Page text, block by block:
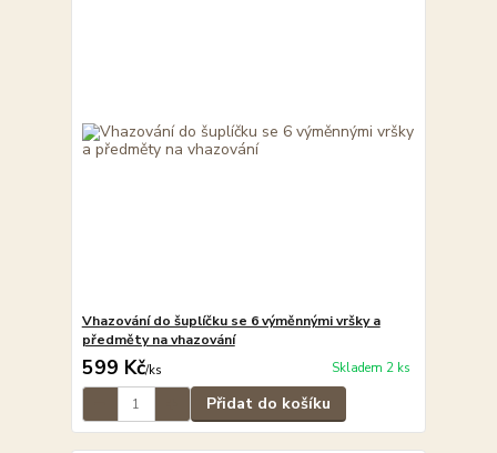
Vhazování do šuplíčku se 6 výměnnými vršky a
předměty na vhazování
599 Kč/ks Skladem 2 ks
Přidat do košíku